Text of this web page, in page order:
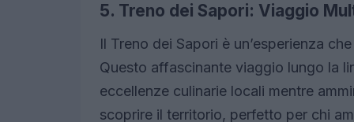
5. Treno dei Sapori: Viaggio
Il Treno dei Sapori è un’esperienza
Questo affascinante viaggio lungo la
eccellenze culinarie locali mentre
scoprire il territorio, perfetto per chi